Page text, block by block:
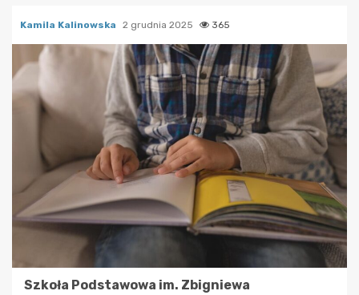
Kamila Kalinowska 2 grudnia 2025 365
Szkoła Podstawowa im. Zbigniewa